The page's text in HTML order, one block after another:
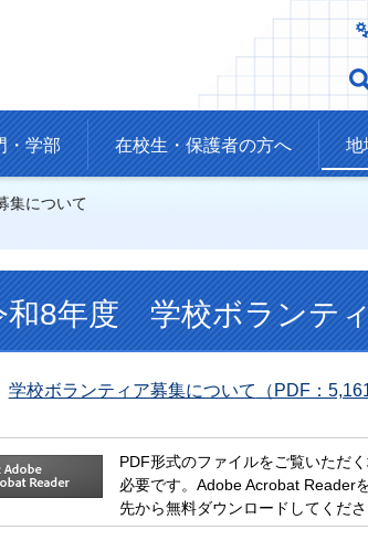
・学部 在校生・保護者の方へ 地
集について
和8年度 学校ボランテ
学校ボランティア募集について （PDF：
PDF形式のファイルをご覧いただ
必要です。Adobe Acrobat Reader
先から無料ダウンロードしてくだ